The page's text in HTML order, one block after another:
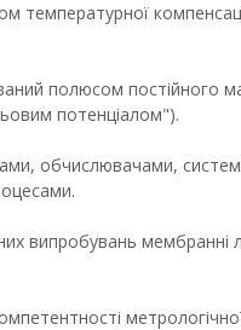
температурної
полюсом
потенціалом").
обчислювачами,
випробувань